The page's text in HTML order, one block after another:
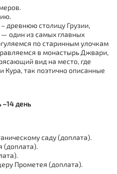
древнюю столицу Грузии,
один из самых главных
по старинным улочкам
в монастырь Джвари,
вид на место, где
Кура, так поэтично описанные
–14 день
саду (доплата).
(доплата).
Прометея (доплата).